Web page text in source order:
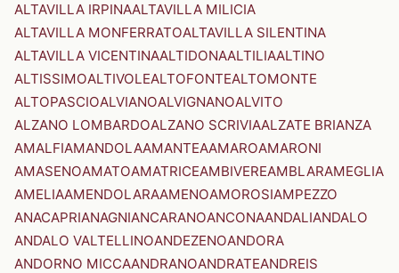
ALTAVILLA IRPINAALTAVILLA MILICIA
ALTAVILLA MONFERRATOALTAVILLA SILENTINA
ALTAVILLA VICENTINAALTIDONAALTILIAALTINO
ALTISSIMOALTIVOLEALTOFONTEALTOMONTE
ALTOPASCIOALVIANOALVIGNANOALVITO
ALZANO LOMBARDOALZANO SCRIVIAALZATE BRIANZA
AMALFIAMANDOLAAMANTEAAMAROAMARONI
AMASENOAMATOAMATRICEAMBIVEREAMBLARAMEGLIA
AMELIAAMENDOLARAAMENOAMOROSIAMPEZZO
ANACAPRIANAGNIANCARANOANCONAANDALIANDALO
ANDALO VALTELLINOANDEZENOANDORA
ANDORNO MICCAANDRANOANDRATEANDREIS